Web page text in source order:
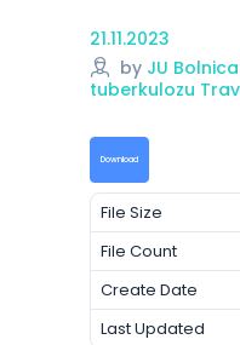
21.11.2023
by JU
tuberkulozu
Download
File Size
File Count
Create Date
Last Updated